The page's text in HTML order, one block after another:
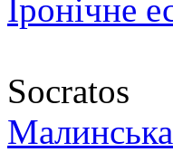
Іронічне
Socratos